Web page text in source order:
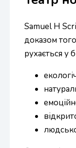
Samuel H
доказом
рухається у